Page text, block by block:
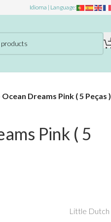
Idioma | Language:
Dreams Pink ( 5 Peças )
Pink ( 5
Little Dutch